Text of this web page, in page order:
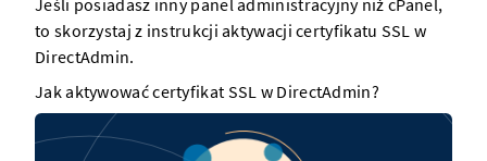
to skorzystaj z instrukcji aktywacji certyfikatu SSL w
DirectAdmin.
Jak aktywować certyfikat SSL w DirectAdmin?